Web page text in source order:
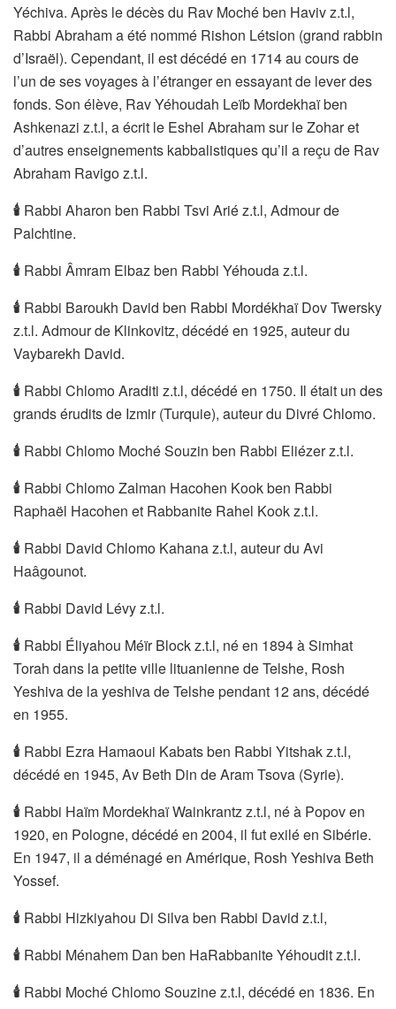
Yéchiva. Après le décès du Rav Moché ben Haviv z.t.l,
Rabbi Abraham a été nommé Rishon Létsion (grand rabbin
d’Israël). Cependant, il est décédé en 1714 au cours de
l’un de ses voyages à l’étranger en essayant de lever des
fonds. Son élève, Rav Yéhoudah Leïb Mordekhaï ben
Ashkenazi z.t.l, a écrit le Eshel Abraham sur le Zohar et
d’autres enseignements kabbalistiques qu’il a reçu de Rav
Abraham Ravigo z.t.l.
🕯 Rabbi Aharon ben Rabbi Tsvi Arié z.t.l, Admour de
Palchtine.
🕯 Rabbi Âmram Elbaz ben Rabbi Yéhouda z.t.l.
🕯 Rabbi Baroukh David ben Rabbi Mordékhaï Dov Twersky
z.t.l. Admour de Klinkovitz, décédé en 1925, auteur du
Vaybarekh David.
🕯 Rabbi Chlomo Araditi z.t.l, décédé en 1750. Il était un des
grands érudits de Izmir (Turquie), auteur du Divré Chlomo.
🕯 Rabbi Chlomo Moché Souzin ben Rabbi Eliézer z.t.l.
🕯 Rabbi Chlomo Zalman Hacohen Kook ben Rabbi
Raphaël Hacohen et Rabbanite Rahel Kook z.t.l.
🕯 Rabbi David Chlomo Kahana z.t.l, auteur du Avi
Haâgounot.
🕯 Rabbi David Lévy z.t.l.
🕯 Rabbi Éliyahou Méïr Block z.t.l, né en 1894 à Simhat
Torah dans la petite ville lituanienne de Telshe, Rosh
Yeshiva de la yeshiva de Telshe pendant 12 ans, décédé
en 1955.
🕯 Rabbi Ezra Hamaoui Kabats ben Rabbi Yitshak z.t.l,
décédé en 1945, Av Beth Din de Aram Tsova (Syrie).
🕯 Rabbi Haïm Mordekhaï Wainkrantz z.t.l, né à Popov en
1920, en Pologne, décédé en 2004, il fut exilé en Sibérie.
En 1947, il a déménagé en Amérique, Rosh Yeshiva Beth
Yossef.
🕯 Rabbi Hizkiyahou Di Silva ben Rabbi David z.t.l,
🕯 Rabbi Ménahem Dan ben HaRabbanite Yéhoudit z.t.l.
🕯 Rabbi Moché Chlomo Souzine z.t.l, décédé en 1836. En